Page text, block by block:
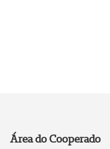
Área do Cooperado